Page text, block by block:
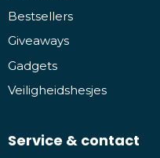
Bestsellers
Giveaways
Gadgets
Veiligheidshesjes
Service & contact